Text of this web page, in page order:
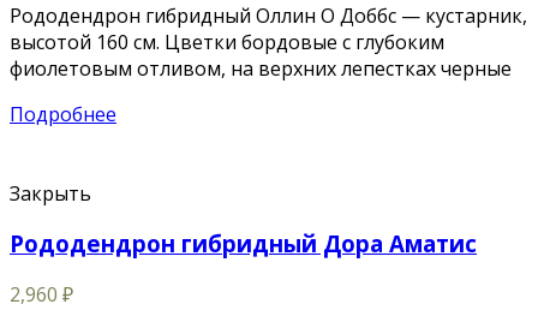
Рододендрон гибридный Оллин О Доббс — кустарник,
высотой 160 см. Цветки бордовые с глубоким
фиолетовым отливом, на верхних лепестках черные
Подробнее
Закрыть
Рододендрон гибридный Дора Аматис
2,960 ₽